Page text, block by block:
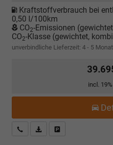
Kraftstoffverbrauch bei
0,50 l/100km
CO2-Emissionen
CO2-Klasse (gewichtet,
unverbindliche Lieferzeit: 4 - 5
incl.
Kostenloser Rückruf-Service
PDF-Datei,